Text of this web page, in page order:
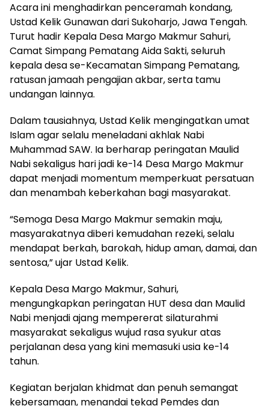
Acara ini menghadirkan penceramah kondang,
Ustad Kelik Gunawan dari Sukoharjo, Jawa Tengah.
Turut hadir Kepala Desa Margo Makmur Sahuri,
Camat Simpang Pematang Aida Sakti, seluruh
kepala desa se-Kecamatan Simpang Pematang,
ratusan jamaah pengajian akbar, serta tamu
undangan lainnya.
Dalam tausiahnya, Ustad Kelik mengingatkan umat
Islam agar selalu meneladani akhlak Nabi
Muhammad SAW. Ia berharap peringatan Maulid
Nabi sekaligus hari jadi ke-14 Desa Margo Makmur
dapat menjadi momentum memperkuat persatuan
dan menambah keberkahan bagi masyarakat.
“Semoga Desa Margo Makmur semakin maju,
masyarakatnya diberi kemudahan rezeki, selalu
mendapat berkah, barokah, hidup aman, damai, dan
sentosa,” ujar Ustad Kelik.
Kepala Desa Margo Makmur, Sahuri,
mengungkapkan peringatan HUT desa dan Maulid
Nabi menjadi ajang mempererat silaturahmi
masyarakat sekaligus wujud rasa syukur atas
perjalanan desa yang kini memasuki usia ke-14
tahun.
Kegiatan berjalan khidmat dan penuh semangat
kebersamaan, menandai tekad Pemdes dan